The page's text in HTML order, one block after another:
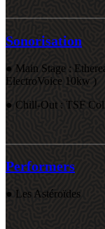
Sonorisation
● Main Stage :
ElectroVoice 10kw )
● Chill-Out : TSF
Performers
● Les Astéroïdes